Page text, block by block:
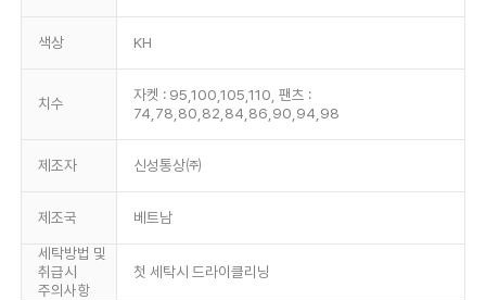
색상 KH
치수
자켓 : 95,100,105,110, 팬츠 :
74,78,80,82,84,86,90,94,98
제조자 신성통상㈜
제조국 베트남
세탁방법 및
취급시
주의사항
첫 세탁시 드라이클리닝